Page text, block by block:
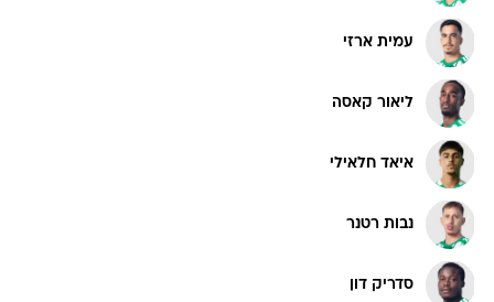
עמית ארזי
ליאור קאסה
איאד חלאילי
נבות רטנר
סדריק דון